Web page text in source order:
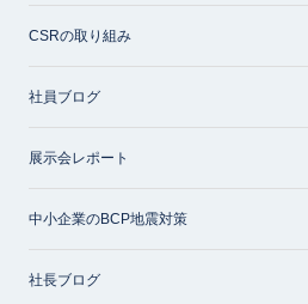
CSRの取り組み
社員ブログ
展示会レポート
中小企業のBCP地震対策
社長ブログ